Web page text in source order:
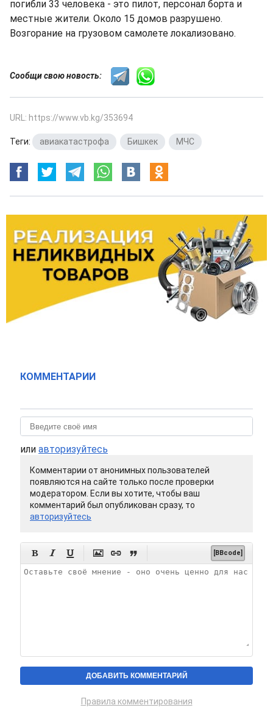
погибли 33 человека - это пилот, персонал борта и
местные жители. Около 15 домов разрушено.
Возгорание на грузовом самолете локализовано.
Сообщи свою новость:
URL: https://www.vb.kg/353694
Теги: авиакатастрофа Бишкек МЧС
КОММЕНТАРИИ
или авторизуйтесь
Комментарии от анонимных пользователей
появляются на сайте только после проверки
модератором. Если вы хотите, чтобы ваш
комментарий был опубликован сразу, то
авторизуйтесь
      [BBcode]
Правила комментирования